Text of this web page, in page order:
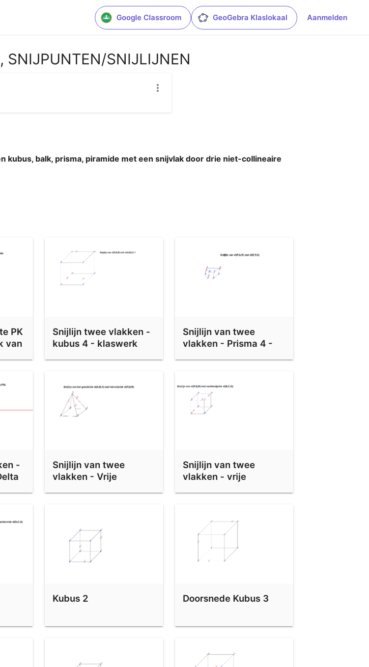
Google Classroom GeoGebra Klaslokaal Aanmelden
SNIJPUNTEN/SNIJLIJNEN
kubus, balk, prisma, piramide met een snijvlak door drie niet-collineaire
PK
van
Snijlijn twee vlakken -
kubus 4 - klaswerk
Snijlijn van twee
vlakken - Prisma 4 -
-
Snijlijn van twee
vlakken - Vrije
Snijlijn van twee
vlakken - vrije
Kubus 2 Doorsnede Kubus 3